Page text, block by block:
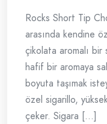
Rocks Short Tip
arasında kendine
çikolata aromalı
hafif bir aromaya
boyuta taşımak
özel sigarillo,
çeker. Sigara [...]